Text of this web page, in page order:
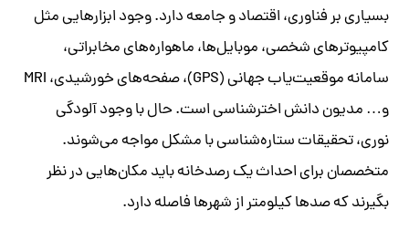
بسیاری بر فناوری، اقتصاد و جامعه دارد. وجود ابزارهایی مثل
کامپیوترهای شخصی، موبایل‌ها، ماهواره‌های مخابراتی،
سامانه موقعیت‌یاب جهانی (GPS)، صفحه‌های خورشیدی، MRI
و… مدیون دانش اخترشناسی است. حال با وجود آلودگی
نوری، تحقیقات ستاره‌شناسی با مشکل مواجه می‌شوند.
متخصصان برای احداث یک رصدخانه باید مکان‌هایی در نظر
بگیرند که صدها کیلومتر از شهرها فاصله دارد.